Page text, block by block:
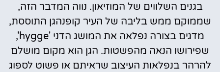
בגנים השלווים של המוזיאון. נווה המדבר הזה,
שממוקם ממש בליבה של העיר קופנהגן התוססת,
מדגים בצורה נפלאה את המושג הדני 'hygge',
שפירושו הנאה מהפשטות. הגן הוא מקום מושלם
להרהר בנפלאות העיצוב שראיתם או פשוט לספוג